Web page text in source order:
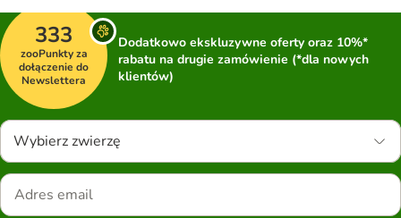
333
zooPunkty za
dołączenie do
Newslettera
Dodatkowo ekskluzywne oferty oraz 10%*
rabatu na drugie zamówienie (*dla nowych
klientów)
Wybierz zwierzę